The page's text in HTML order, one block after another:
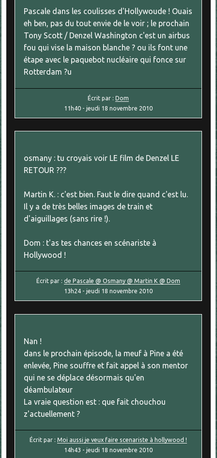
Pascale dans les coulisses d'Hollywoude ! Ouais
eh ben, pas du tout envie de le voir ; le prochain
Tony Scott / Denzel Washington c'est un airbus
fou qui vise la maison blanche ? ou ils font une
étape avec le paquebot nucléaire qui fonce sur
Rotterdam ?u
Écrit par :Dom
11h40 -jeudi 18 novembre 2010
osmany : tu croyais voir LE film de Denzel LE
RETOUR ???
Martin K. : c'est bien. Faut le dire quand c'est lu.
Il y a de très belles images de train et
d'aiguillages (sans rire !).
Dom : t'as tes chances en scénariste à
Hollywood !
Écrit par :de Pascale @ Osmany @ Martin K @ Dom
13h24 -jeudi 18 novembre 2010
Nan !
dans le prochain épisode, la meuf à Pine a été
enlevée, Pine souffre et fait appel à son mentor
qui ne se déplace désormais qu'en
déambulateur
La vraie question est : que fait chouchou
z'actuellement ?
Écrit par :Moi aussi je veux faire scenariste à hollywood !
14h43 -jeudi 18 novembre 2010